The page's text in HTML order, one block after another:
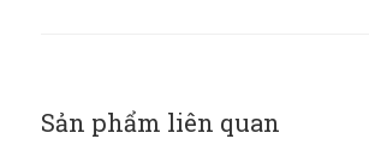
Sản phẩm liên quan